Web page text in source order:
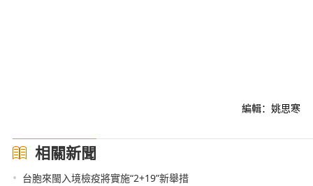
編輯：姚思寒
相關新聞
• 台胞來閩入境檢疫將實施“2+19”新舉措